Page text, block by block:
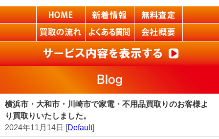
Blog
横浜市・大和市・川崎市で家電・不用品買取りのお客様よ
り買取りいたしました。
2024年11月14日 [Default]